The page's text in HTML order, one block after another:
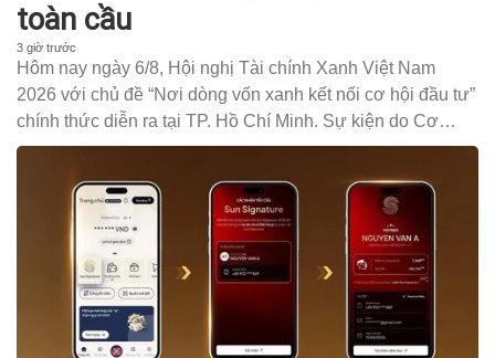
toàn cầu
3 giờ trước
Hôm nay ngày 6/8, Hội nghị Tài chính Xanh Việt Nam
2026 với chủ đề “Nơi dòng vốn xanh kết nối cơ hội đầu tư”
chính thức diễn ra tại TP. Hồ Chí Minh. Sự kiện do Cơ
quan điều hành Trung tâm Tài chính Quốc tế Việt Nam tại
TP.HCM (VIFC-HCMC), Ngân hàng TMCP Nam Á (Nam A
Bank - HOSE: NAB), FiinGroup, và Viện Tăng trưởng xanh
toàn cầu (GGGI) Việt Nam phối hợp tổ chức, với sự đồng
hành của Optima Wealth Partners.